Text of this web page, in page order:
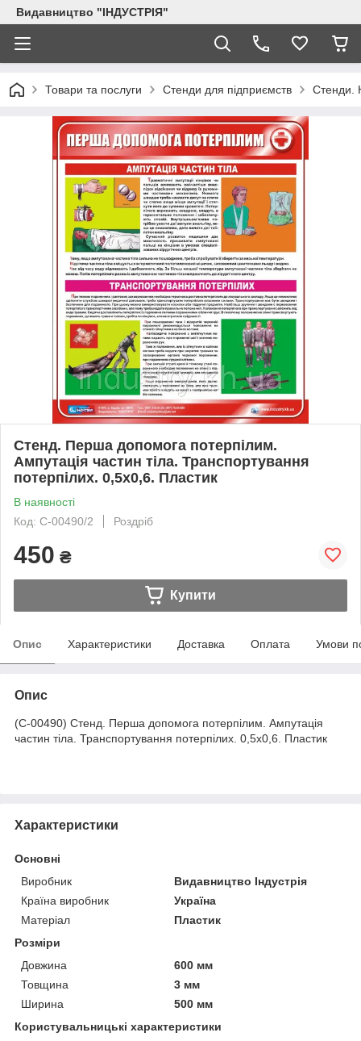
Видавництво "ІНДУСТРІЯ"
Товари та послуги Стенди для підприємств Стенди.
Стенд. Перша допомога потерпілим.
Ампутація частин тіла. Транспортування
потерпілих. 0,5х0,6. Пластик
В наявності
Код: С-00490/2
Роздріб
450 ₴
Купити
Опис Характеристики Доставка Оплата Умови
Опис
(С-00490) Стенд. Перша допомога потерпілим. Ампутація
частин тіла. Транспортування потерпілих. 0,5х0,6. Пластик
Характеристики
Основні
Виробник
Видавництво Індустрія
Країна виробник
Україна
Матеріал
Пластик
Розміри
Довжина
600 мм
Товщина
3 мм
Ширина
500 мм
Користувальницькі характеристики